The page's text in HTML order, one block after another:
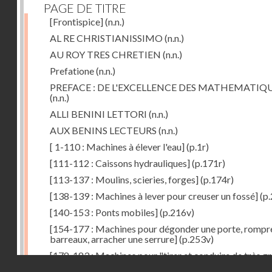
PAGE DE TITRE
[Frontispice](n.n.)
AL RE CHRISTIANISSIMO (n.n.)
AU ROY TRES CHRETIEN (n.n.)
Prefatione(n.n.)
PREFACE : DE L'EXCELLENCE DES
(n.n.)
ALLI BENINI LETTORI (n.n.)
AUX BENINS LECTEURS (n.n.)
[ 1-110 : Machines à élever l'eau](p.1r)
[111-112 : Caissons hydrauliques](p.171r)
[113-137 : Moulins, scieries, forges](p.174r)
[138-139 : Machines à lever pour creuser un fossé]
[140-153 : Ponts mobiles](p.216v)
[154-177 : Machines pour dégonder une porte,
barreaux, arracher une serrure](p.253v)
[178-183 : Machines pour "tirer et conduire de très